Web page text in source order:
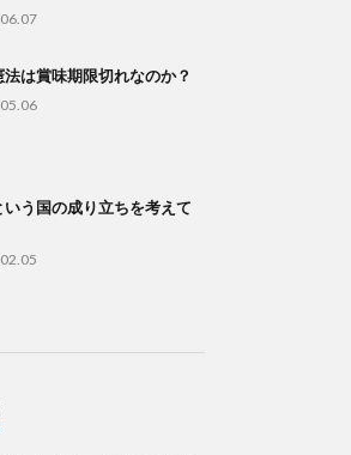
法は賞味期限切れなのか？
いう国の成り立ちを考えて